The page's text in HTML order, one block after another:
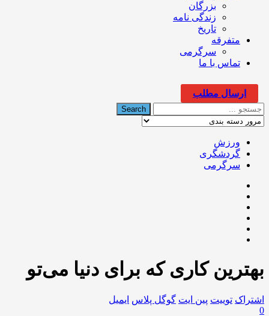
بزرگان
زندگی نامه
تاریخ
متفرقه
سرگرمی
تماس با ما
ارسال مطلب
ورزش
گردشگری
سرگرمی
بهترین کاری که برای دنیا می‌تو
اشتراک توییت پین ایت گوگل‌ پلاس ایمیل
0